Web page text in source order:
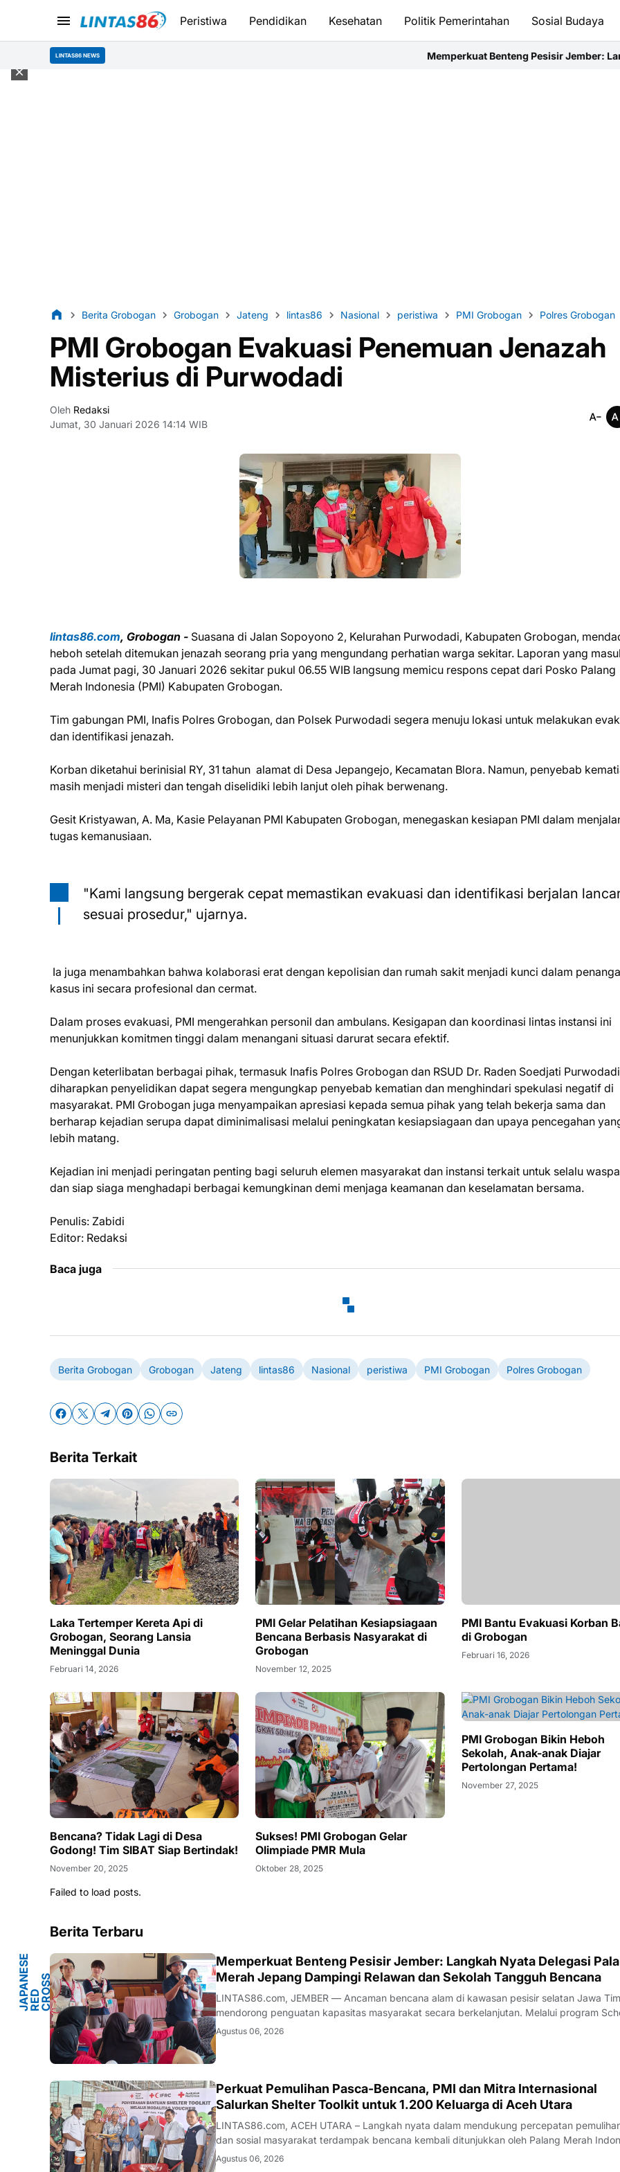
Peristiwa Pendidikan Kesehatan Politik Pemerintahan Sosial Budaya
LINTAS86 NEWS Memperkuat Benteng Pesisir Jember: Langkah Nyata
Berita Grobogan Grobogan Jateng lintas86 Nasional peristiwa PMI Grobogan Polres Grobogan
PMI Grobogan Evakuasi Penemuan Jenazah
Misterius di Purwodadi
Oleh Redaksi
Jumat, 30 Januari 2026 14:14 WIB
lintas86.com, Grobogan - Suasana di Jalan Sopoyono 2, Kelurahan Purwodadi, Kabupaten Grobogan,
heboh setelah ditemukan jenazah seorang pria yang mengundang perhatian warga sekitar. Laporan yang
pada Jumat pagi, 30 Januari 2026 sekitar pukul 06.55 WIB langsung memicu respons cepat dari Posko Palang
Merah Indonesia (PMI) Kabupaten Grobogan.
Tim gabungan PMI, Inafis Polres Grobogan, dan Polsek Purwodadi segera menuju lokasi untuk melakukan
dan identifikasi jenazah.
Korban diketahui berinisial RY, 31 tahun alamat di Desa Jepangejo, Kecamatan Blora. Namun, penyebab
masih menjadi misteri dan tengah diselidiki lebih lanjut oleh pihak berwenang.
Gesit Kristyawan, A. Ma, Kasie Pelayanan PMI Kabupaten Grobogan, menegaskan kesiapan PMI dalam
tugas kemanusiaan.
"Kami langsung bergerak cepat memastikan evakuasi dan identifikasi berjalan
sesuai prosedur," ujarnya.
Ia juga menambahkan bahwa kolaborasi erat dengan kepolisian dan rumah sakit menjadi kunci dalam
kasus ini secara profesional dan cermat.
Dalam proses evakuasi, PMI mengerahkan personil dan ambulans. Kesigapan dan koordinasi lintas instansi ini
menunjukkan komitmen tinggi dalam menangani situasi darurat secara efektif.
Dengan keterlibatan berbagai pihak, termasuk Inafis Polres Grobogan dan RSUD Dr. Raden Soedjati
diharapkan penyelidikan dapat segera mengungkap penyebab kematian dan menghindari spekulasi negatif di
masyarakat. PMI Grobogan juga menyampaikan apresiasi kepada semua pihak yang telah bekerja sama dan
berharap kejadian serupa dapat diminimalisasi melalui peningkatan kesiapsiagaan dan upaya pencegahan
lebih matang.
Kejadian ini menjadi peringatan penting bagi seluruh elemen masyarakat dan instansi terkait untuk selalu
dan siap siaga menghadapi berbagai kemungkinan demi menjaga keamanan dan keselamatan bersama.
Penulis: Zabidi
Editor: Redaksi
Baca juga
Berita Grobogan Grobogan Jateng lintas86 Nasional peristiwa PMI Grobogan Polres Grobogan
Berita Terkait
Laka Tertemper Kereta Api di
Grobogan, Seorang Lansia
Meninggal Dunia
Februari 14, 2026
PMI Gelar Pelatihan Kesiapsiagaan
Bencana Berbasis Nasyarakat di
Grobogan
November 12, 2025
PMI Bantu Evakuasi Korban
di Grobogan
Februari 16, 2026
Bencana? Tidak Lagi di Desa
Godong! Tim SIBAT Siap Bertindak!
November 20, 2025
Sukses! PMI Grobogan Gelar
Olimpiade PMR Mula
Oktober 28, 2025
PMI Grobogan Bikin Heboh
Sekolah, Anak-anak Diajar
Pertolongan Pertama!
November 27, 2025
Failed to load posts.
Berita Terbaru
J
A
P
A N
E
S
E
R
ED
C
RO
S S
S
OC
I
E
T Y
Memperkuat Benteng Pesisir Jember: Langkah Nyata Delegasi
Merah Jepang Dampingi Relawan dan Sekolah Tangguh Bencana
LINTAS86.com, JEMBER — Ancaman bencana alam di kawasan pesisir selatan Jawa
mendorong penguatan kapasitas masyarakat secara berkelanjutan. Melalui program
and Community Resilience (SCR), Palang Merah Indonesia (PMI) Kabupaten Jember
Agustus 06, 2026
ACEH
Perkuat Pemulihan Pasca-Bencana, PMI dan Mitra Internasional
Salurkan Shelter Toolkit untuk 1.200 Keluarga di Aceh Utara
LINTAS86.com, ACEH UTARA – Langkah nyata dalam mendukung percepatan
dan sosial masyarakat terdampak bencana kembali ditunjukkan oleh Palang Merah
(PMI). Melalui Tim Cash and Voucher Assistance (CVA) PMI Kabupaten Aceh Utara,
Agustus 06, 2026